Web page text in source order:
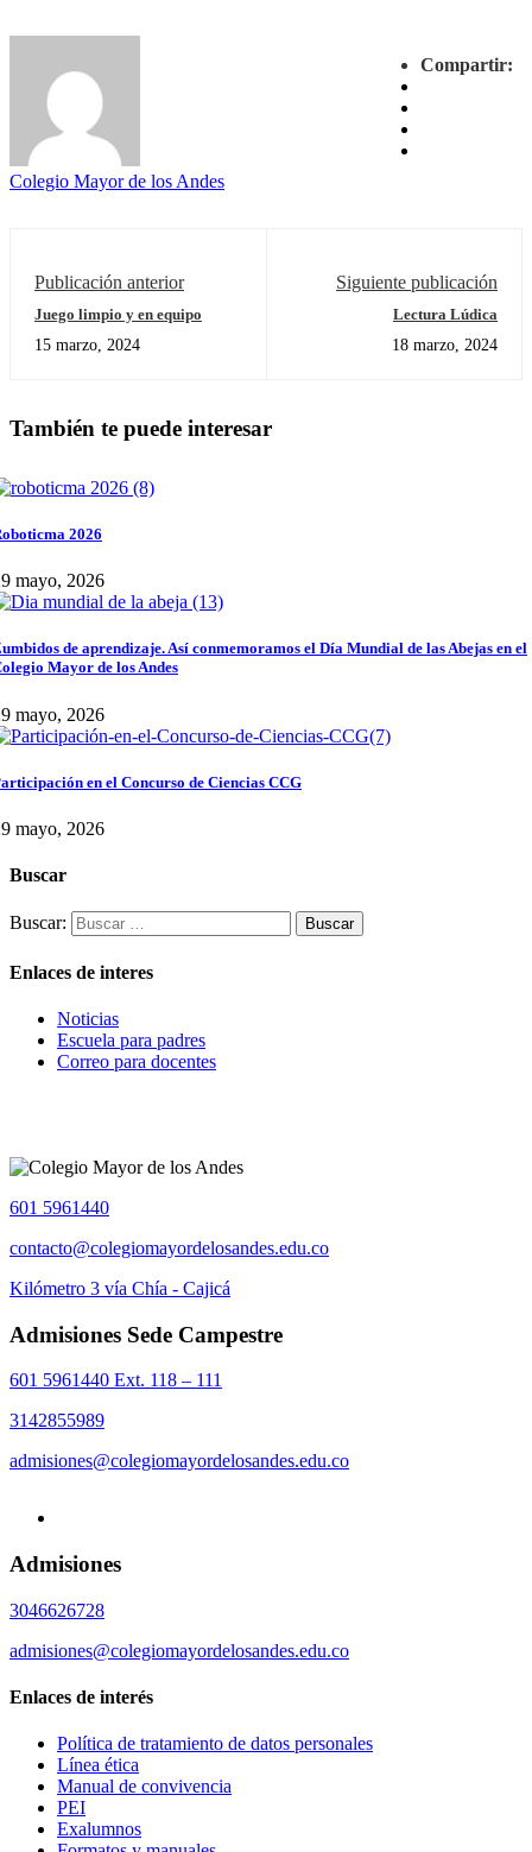
Compartir:
Colegio Mayor de los Andes
Publicación anterior
Juego limpio y en equipo
15 marzo, 2024
Siguiente publicación
Lectura Lúdica
18 marzo, 2024
También te puede interesar
2026
mayo, 2026
de aprendizaje. Así conmemoramos el Día Mundial de las Abejas en el
Mayor de los Andes
mayo, 2026
en el Concurso de Ciencias CCG
mayo, 2026
Buscar
Buscar:
Enlaces de interes
Noticias
Escuela para padres
Correo para docentes
601 5961440
contacto@colegiomayordelosandes.edu.co
Kilómetro 3 vía Chía - Cajicá
Admisiones Sede Campestre
601 5961440 Ext. 118 – 111
3142855989
admisiones@colegiomayordelosandes.edu.co
Admisiones
3046626728
admisiones@colegiomayordelosandes.edu.co
Enlaces de interés
Política de tratamiento de datos personales
Línea ética
Manual de convivencia
PEI
Exalumnos